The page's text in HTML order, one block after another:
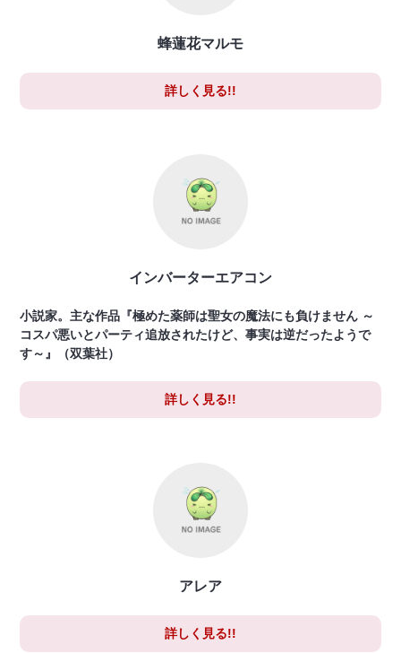
蜂蓮花マルモ
詳しく見る!!
インバーターエアコン
小説家。主な作品『極めた薬師は聖女の魔法にも負けません ～
コスパ悪いとパーティ追放されたけど、事実は逆だったようで
す～』（双葉社）
詳しく見る!!
アレア
詳しく見る!!